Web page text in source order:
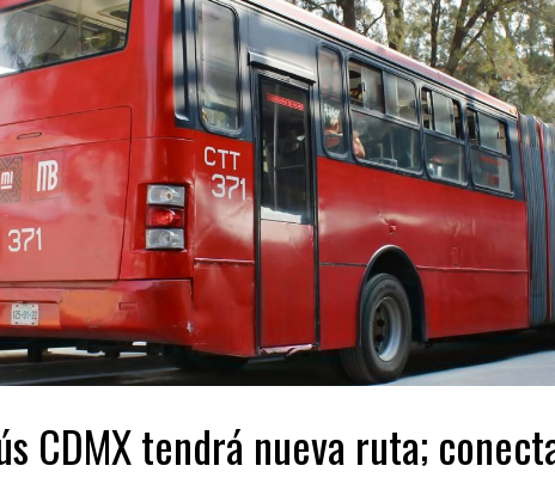
CDMX tendrá nueva ruta;